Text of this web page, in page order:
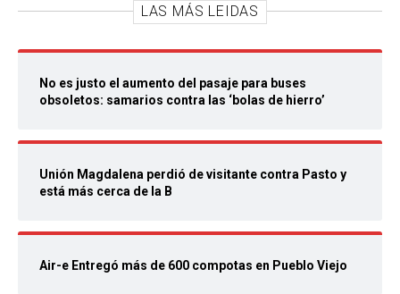
LAS MÁS LEIDAS
No es justo el aumento del pasaje para buses
obsoletos: samarios contra las ‘bolas de hierro’
Unión Magdalena perdió de visitante contra Pasto y
está más cerca de la B
Air-e Entregó más de 600 compotas en Pueblo Viejo